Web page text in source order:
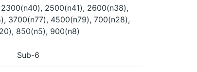
2300(n40), 2500(n41), 2600(n38),
3700(n77), 4500(n79), 700(n28),
850(n5), 900(n8)
Sub-6